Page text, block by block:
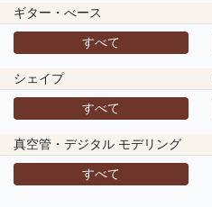
ギター・べース
すべて
シェイプ
すべて
真空管・デジタル モデリング
すべて